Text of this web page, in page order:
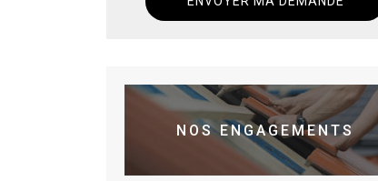
NOS ENGAGEMENTS